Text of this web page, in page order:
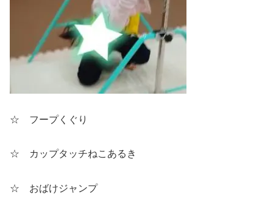
☆ フープくぐり
☆ カップタッチねこあるき
☆ おばけジャンプ